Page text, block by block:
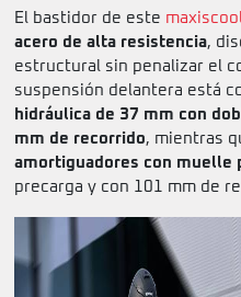
El bastidor de este
acero de alta resistencia,
estructural sin penalizar el
suspensión delantera está
hidráulica de 37 mm con
mm de recorrido, mientras
amortiguadores con muelle
precarga y con 101 mm de